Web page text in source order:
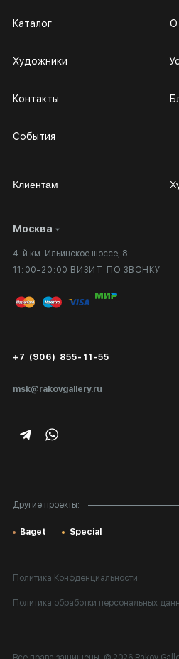
Москва
4-й км. Ильинское шоссе, 8
11:00-20:00 ВИЗИТ ПО ЗВОНКУ
msk@rakovgallery.ru
+7 (906) 855-11-55
Каталог
Художники
Контакты
События
О
Другие проекты:
Baget Special
Клиентам
Личный кабинет
Вопросы и ответы
Публичная оферта
Экспертиза/Вывоз за границу
Подарочные сертификаты
Сотрудничество
Выставка в галерее
Политика Конфденциальности
Политика обработки персональных